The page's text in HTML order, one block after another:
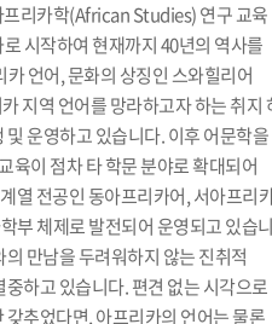
리카학(African Studies) 연구 교육
시작하여 현재까지 40년의 역사를
언어, 문화의 상징인 스와힐리어
지역 언어를 망라하고자 하는 취지
운영하고 있습니다. 이후 어문학을
육이 점차 타 학문 분야로 확대되어
열 전공인 동아프리카어, 서아프리
부 체제로 발전되어 운영되고 있습
만남을 두려워하지 않는 진취적
하고 있습니다. 편견 없는 시각으로
추었다면, 아프리카의 언어는 물론